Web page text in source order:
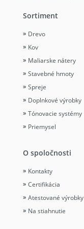
Sortiment
Drevo
Kov
Maliarske nátery
Stavebné hmoty
Spreje
Doplnkové výrobky
Tónovacie systémy
Priemysel
O spoločnosti
Kontakty
Certifikácia
Atestované výrobky
Na stiahnutie